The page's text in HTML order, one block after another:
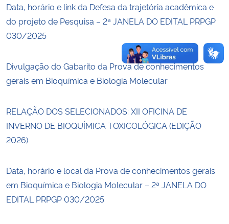
Advocacia-Geral da União
Banco Central do Brasil
Planalto
Data, horário e link da Defesa da trajetória acadêmica e
do projeto de Pesquisa – 2ª JANELA DO EDITAL PRPGP
030/2025
Divulgação do Gabarito da Prova de conhecimentos
gerais em Bioquímica e Biologia Molecular
RELAÇÃO DOS SELECIONADOS: XII OFICINA DE
INVERNO DE BIOQUÍMICA TOXICOLÓGICA (EDIÇÃO
2026)
Data, horário e local da Prova de conhecimentos gerais
em Bioquímica e Biologia Molecular – 2ª JANELA DO
EDITAL PRPGP 030/2025